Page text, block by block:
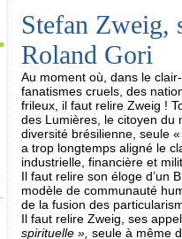
Stefan Zweig,
Roland Gori
Au moment où, dans le
fanatismes cruels, des
frileux, il faut relire Zweig !
des Lumières, le citoyen du
diversité brésilienne, seule
a trop longtemps aligné le
industrielle, financière et
Il faut relire son éloge d’un
modèle de communauté
de la fusion des
Il faut relire Zweig, ses
spirituelle », seule à même